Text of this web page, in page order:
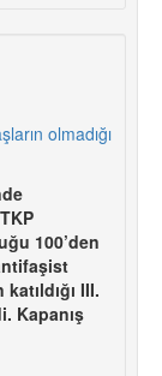
olmadığı
100’den
III.
Kapanış